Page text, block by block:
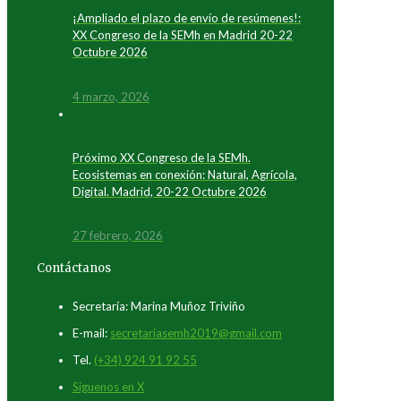
¡Ampliado el plazo de envío de resúmenes!:
XX Congreso de la SEMh en Madrid 20-22
Octubre 2026
4 marzo, 2026
Próximo XX Congreso de la SEMh.
Ecosistemas en conexión: Natural, Agrícola,
Digital. Madrid, 20-22 Octubre 2026
27 febrero, 2026
Contáctanos
Secretaría: Marina Muñoz Triviño
E-mail: secretariasemh2019@gmail.com
Tel. (+34) 924 91 92 55
Síguenos en X